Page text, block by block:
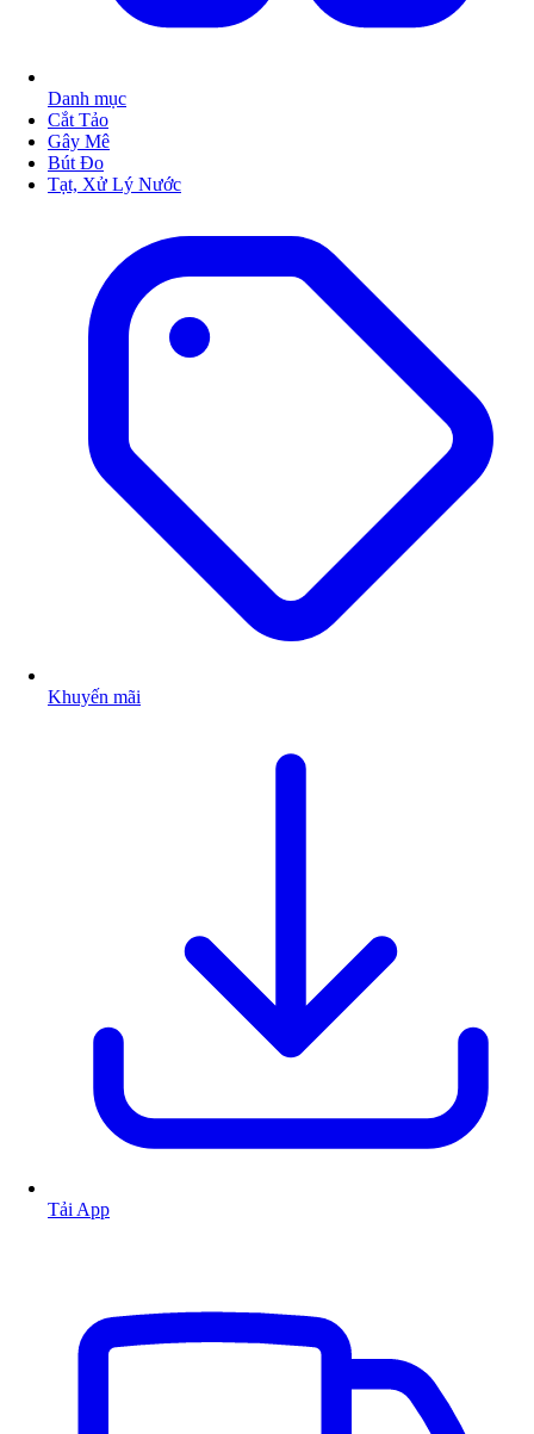
Danh mục
Cắt Tảo
Gây Mê
Bút Đo
Tạt, Xử Lý Nước
Khuyến mãi
Tải App